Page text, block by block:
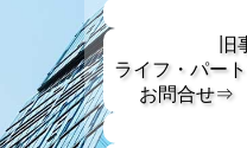
ライフ・パー
お問合せ⇒